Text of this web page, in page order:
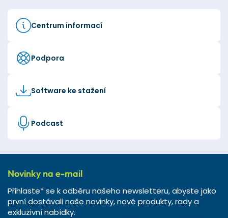
Centrum informací
Podpora
Software ke stažení
Podcast
Novinky na e-mail
Přihlaste* se k odběru našeho newsletteru, abyste jako
první dostávali naše novinky, nové produkty, rady a
exkluzivní nabídky.